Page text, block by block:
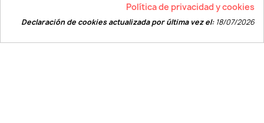
W3C
Política de privacidad y cookies
Declaración de cookies actualizada por última vez el:18/07/2026